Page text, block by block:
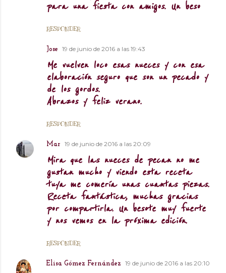
para una fiesta con amigos. Un beso
RESPONDER
Jose 19 de junio de 2016 a las 19:43
Me vuelven loco esas nueces y con esa
elaboración seguro que son un pecado y
de los gordos.
Abrazos y feliz verano.
RESPONDER
Mar 19 de junio de 2016 a las 20:09
Mira que las nueces de pecan no me
gustan mucho y viendo esta receta
tuya me comería unas cuantas piezas.
Receta fantástica, muchas gracias
por compartirla. Un besote muy fuerte
y nos vemos en la próxima edición.
RESPONDER
Elisa Gómez Fernández 19 de junio de 2016 a las 20:10